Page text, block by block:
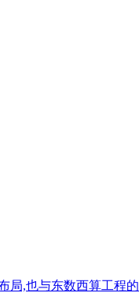
局,也与东数西算工程